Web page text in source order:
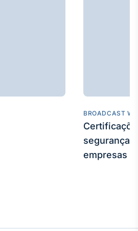
BROADCAST
segurança
empresas